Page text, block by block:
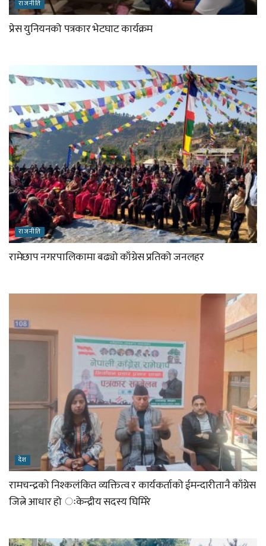
राजनीति
प्रेस युनियनको पत्रकार भेटघाट कार्यक्रम
राजनीति
रामेछाप नगरपालिकामा बढ्यो काँग्रेस प्रतिको जनलहर
देश
रामचन्द्रको निश्कलंकित व्यक्तित्व र कार्यकर्ताको ईमन्दारीतानै काँग्रेस
जित्ने आधार हो ःकेन्द्रीय सदस्य घिमिरे